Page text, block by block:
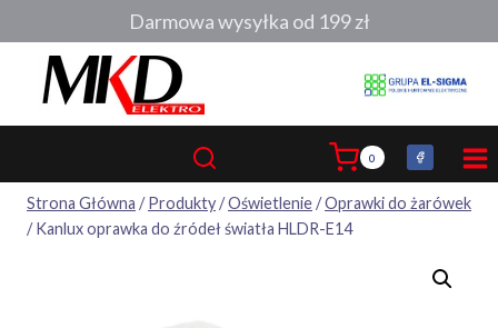
do
0
Strona Główna / Produkty/Oświetlenie/Oprawki do żarówek
/ Kanlux oprawka do źródeł światła HLDR-E14
Darmowa wysyłka od 199 zł